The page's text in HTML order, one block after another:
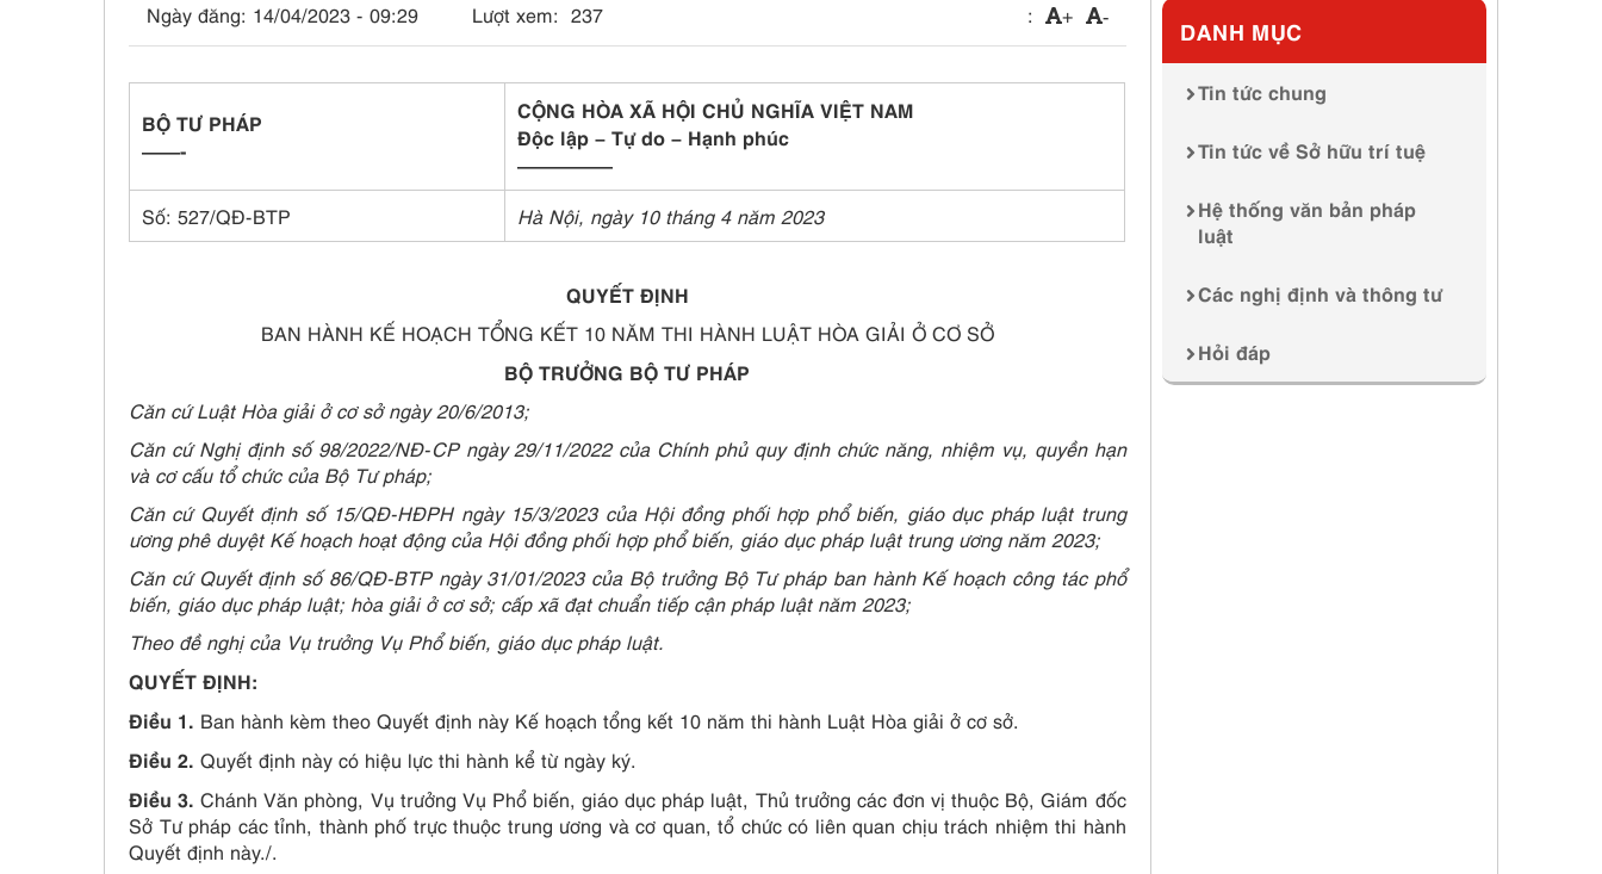
Ngày đăng: 14/04/2023 - 09:29 Lượt xem: 237 : + -
BỘ TƯ PHÁP
——-
CỘNG HÒA XÃ HỘI CHỦ NGHĨA VIỆT NAM
Độc lập – Tự do – Hạnh phúc
—————
Số: 527/QĐ-BTP
Hà Nội, ngày 10 tháng 4 năm 2023
QUYẾT ĐỊNH
BAN HÀNH KẾ HOẠCH TỔNG KẾT 10 NĂM THI HÀNH LUẬT HÒA GIẢI Ở CƠ SỞ
BỘ TRƯỞNG BỘ TƯ PHÁP
Căn cứ Luật Hòa giải ở cơ sở ngày 20/6/2013;
Căn cứ Nghị định số 98/2022/NĐ-CP ngày 29/11/2022 của Chính phủ quy định chức năng, nhiệm vụ, quyền hạn
và cơ cấu tổ chức của Bộ Tư pháp;
Căn cứ Quyết định số 15/QĐ-HĐPH ngày 15/3/2023 của Hội đồng phối hợp phổ biến, giáo dục pháp luật trung
ương phê duyệt Kế hoạch hoạt động của Hội đồng phối hợp phổ biến, giáo dục pháp luật trung ương năm 2023;
Căn cứ Quyết định số 86/QĐ-BTP ngày 31/01/2023 của Bộ trưởng Bộ Tư pháp ban hành Kế hoạch công tác phổ
biến, giáo dục pháp luật; hòa giải ở cơ sở; cấp xã đạt chuẩn tiếp cận pháp luật năm 2023;
Theo đề nghị của Vụ trưởng Vụ Phổ biến, giáo dục pháp luật.
QUYẾT ĐỊNH:
Điều 1. Ban hành kèm theo Quyết định này Kế hoạch tổng kết 10 năm thi hành Luật Hòa giải ở cơ sở.
Điều 2. Quyết định này có hiệu lực thi hành kể từ ngày ký.
Điều 3. Chánh Văn phòng, Vụ trưởng Vụ Phổ biến, giáo dục pháp luật, Thủ trưởng các đơn vị thuộc Bộ, Giám đốc
Sở Tư pháp các tỉnh, thành phố trực thuộc trung ương và cơ quan, tổ chức có liên quan chịu trách nhiệm thi hành
Quyết định này./.
DANH MỤC
Tin tức chung
Tin tức về Sở hữu trí tuệ
Hệ thống văn bản pháp
luật
Các nghị định và thông tư
Hỏi đáp